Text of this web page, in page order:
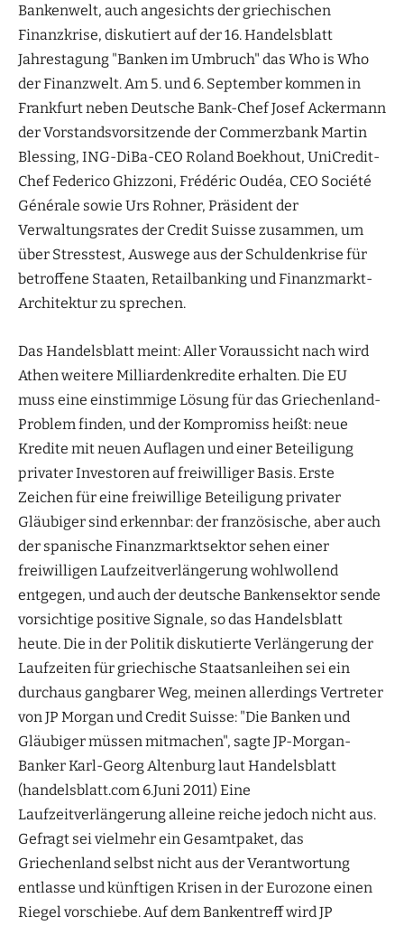
Bankenwelt, auch angesichts der griechischen
Finanzkrise, diskutiert auf der 16. Handelsblatt
Jahrestagung "Banken im Umbruch" das Who is Who
der Finanzwelt. Am 5. und 6. September kommen in
Frankfurt neben Deutsche Bank-Chef Josef Ackermann
der Vorstandsvorsitzende der Commerzbank Martin
Blessing, ING-DiBa-CEO Roland Boekhout, UniCredit-
Chef Federico Ghizzoni, Frédéric Oudéa, CEO Société
Générale sowie Urs Rohner, Präsident der
Verwaltungsrates der Credit Suisse zusammen, um
über Stresstest, Auswege aus der Schuldenkrise für
betroffene Staaten, Retailbanking und Finanzmarkt-
Architektur zu sprechen.
Das Handelsblatt meint: Aller Voraussicht nach wird
Athen weitere Milliardenkredite erhalten. Die EU
muss eine einstimmige Lösung für das Griechenland-
Problem finden, und der Kompromiss heißt: neue
Kredite mit neuen Auflagen und einer Beteiligung
privater Investoren auf freiwilliger Basis. Erste
Zeichen für eine freiwillige Beteiligung privater
Gläubiger sind erkennbar: der französische, aber auch
der spanische Finanzmarktsektor sehen einer
freiwilligen Laufzeitverlängerung wohlwollend
entgegen, und auch der deutsche Bankensektor sende
vorsichtige positive Signale, so das Handelsblatt
heute. Die in der Politik diskutierte Verlängerung der
Laufzeiten für griechische Staatsanleihen sei ein
durchaus gangbarer Weg, meinen allerdings Vertreter
von JP Morgan und Credit Suisse: "Die Banken und
Gläubiger müssen mitmachen", sagte JP-Morgan-
Banker Karl-Georg Altenburg laut Handelsblatt
(handelsblatt.com 6.Juni 2011) Eine
Laufzeitverlängerung alleine reiche jedoch nicht aus.
Gefragt sei vielmehr ein Gesamtpaket, das
Griechenland selbst nicht aus der Verantwortung
entlasse und künftigen Krisen in der Eurozone einen
Riegel vorschiebe. Auf dem Bankentreff wird JP